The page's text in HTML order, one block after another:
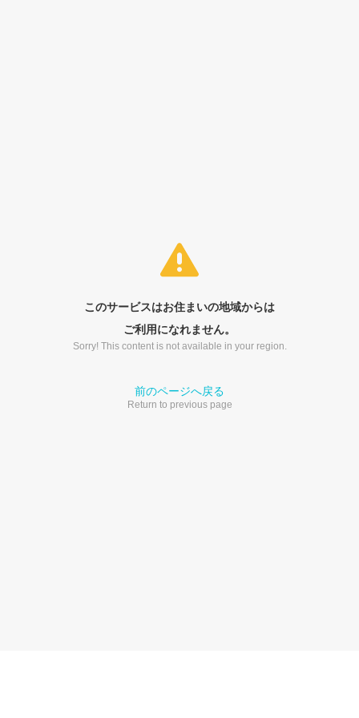
このサービスはお住まいの地域からは
ご利用になれません。
Sorry! This content is not available in your region.
前のページへ戻る
Return to previous page